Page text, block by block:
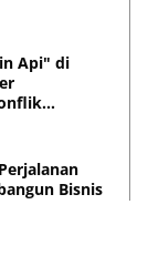
Api" di
Bisnis